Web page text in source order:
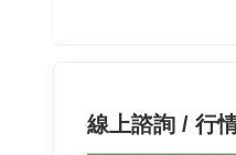
線上諮詢 / 行